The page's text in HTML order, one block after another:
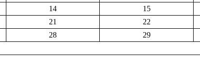
14 15
21 22
28 29